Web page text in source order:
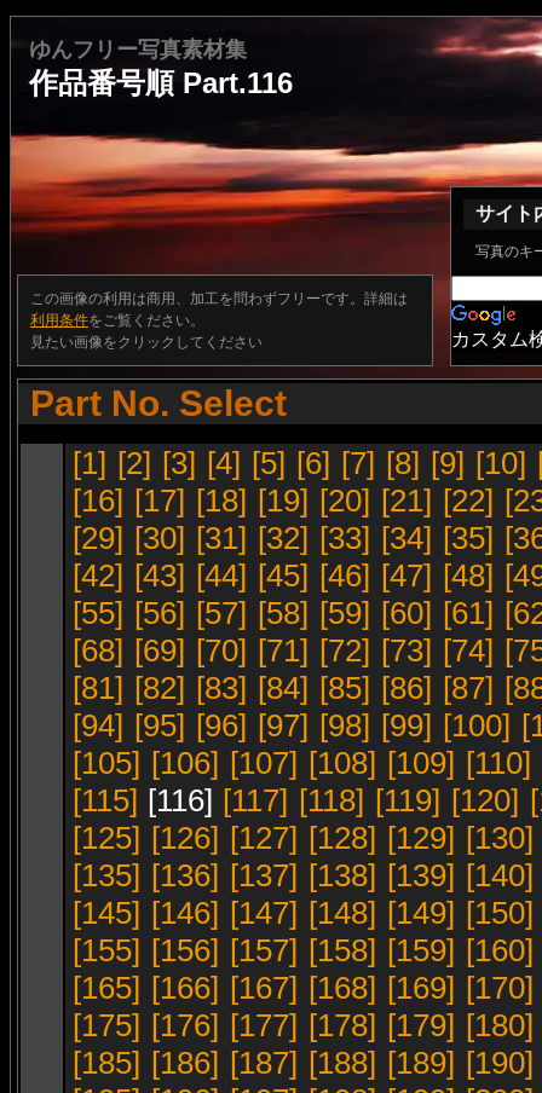
ゆんフリー写真素材集
作品番号順 Part.116
この画像の利用は商用、加工を問わずフリーです。詳細は
利用条件をご覧ください。
見たい画像をクリックしてください
サイト
写真のキ
カスタム
Part No. Select
[1] [2] [3] [4] [5] [6] [7] [8] [9] [10]
[16] [17] [18] [19] [20] [21] [22]
[29] [30] [31] [32] [33] [34] [35]
[42] [43] [44] [45] [46] [47] [48]
[55] [56] [57] [58] [59] [60] [61]
[68] [69] [70] [71] [72] [73] [74]
[81] [82] [83] [84] [85] [86] [87]
[94] [95] [96] [97] [98] [99] [100]
[105] [106] [107] [108] [109] [110]
[115] [116] [117] [118] [119] [120]
[125] [126] [127] [128] [129] [130]
[135] [136] [137] [138] [139] [140]
[145] [146] [147] [148] [149] [150]
[155] [156] [157] [158] [159] [160]
[165] [166] [167] [168] [169] [170]
[175] [176] [177] [178] [179] [180]
[185] [186] [187] [188] [189] [190]